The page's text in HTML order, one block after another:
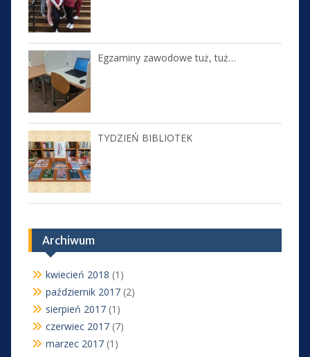
Egzaminy zawodowe tuż, tuż…
TYDZIEŃ BIBLIOTEK
Archiwum
kwiecień 2018 (1)
październik 2017(2)
sierpień 2017(1)
czerwiec 2017(7)
marzec 2017(1)